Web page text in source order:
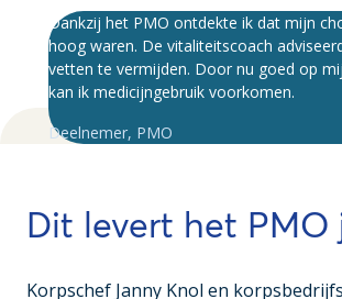
Dankzij het PMO ontdekte ik dat mijn
hoog waren. De vitaliteitscoach
vetten te vermijden. Door nu goed op
kan ik medicijngebruik voorkomen.
Deelnemer, PMO
Dit levert het PMO
Korpschef Janny Knol en